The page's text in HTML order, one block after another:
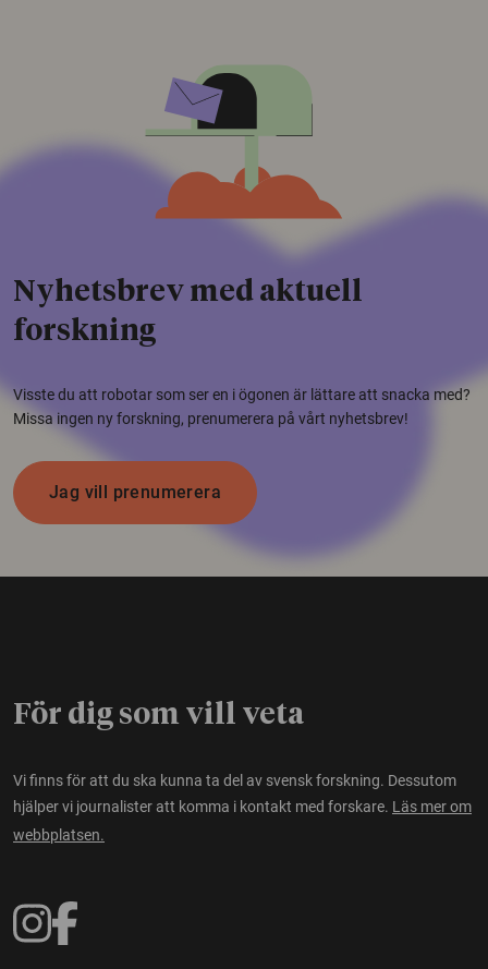
Nyhetsbrev med aktuell
forskning
Visste du att robotar som ser en i ögonen är lättare att snacka med?
Missa ingen ny forskning, prenumerera på vårt nyhetsbrev!
Jag vill prenumerera
För dig som vill veta
Vi finns för att du ska kunna ta del av svensk forskning. Dessutom
hjälper vi journalister att komma i kontakt med forskare. Läs mer om
webbplatsen.